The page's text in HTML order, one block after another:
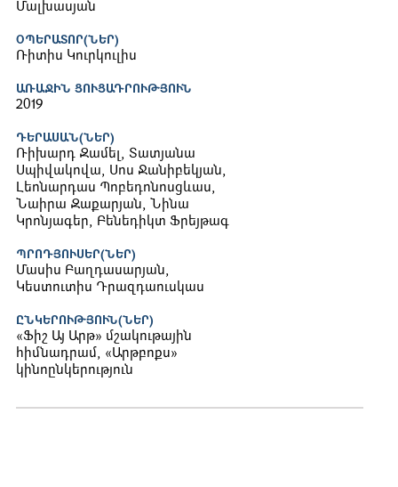
Մալխասյան
ՕՊԵՐԱՏՈՐ(ՆԵՐ)
Ռիտիս Կուրկուլիս
ԱՌԱՋԻՆ ՑՈՒՑԱԴՐՈՒԹՅՈՒՆ
2019
ԴԵՐԱՍԱՆ(ՆԵՐ)
Ռիխարդ Զամել, Տատյանա
Սպիվակովա, Սոս Ջանիբեկյան,
Լեոնարդաս Պոբեդոնոսցևաս,
Նաիրա Զաքարյան, Նինա
Կրոնյագեր, Բենեդիկտ Ֆրեյթագ
ՊՐՈԴՅՈՒՍԵՐ(ՆԵՐ)
Մասիս Բաղդասարյան,
Կեստուտիս Դրազդաուսկաս
ԸՆԿԵՐՈՒԹՅՈՒՆ(ՆԵՐ)
«Ֆիշ Այ Արթ» մշակութային
հիմնադրամ, «Արթբոքս»
կինոընկերություն